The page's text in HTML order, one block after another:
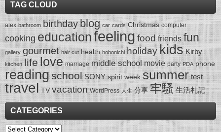
TAG CLOUD
alex bathroom birthdayblog car cards Christmas computer
cooking educationfeeling food friends fun
gallery gourmet hair cut health hobonichi holidaykids Kirby
kitchen lifelove marriage middle school movie party PDA phone
reading school SONY spirit week summer test
travel TV vacation WordPress 人生 分享 牢騷 生活札記
CATEGORIES
Categories